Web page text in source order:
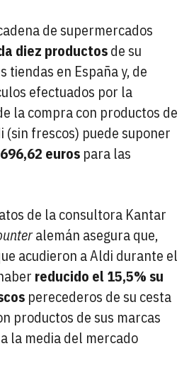
de supermercados
diez productosde su
tiendas en España y, de
efectuados por la
la compra con productos de
(sin frescos) puede suponer
euros para las
de la consultora Kantar
alemán asegura que,
acudieron a Aldi durante el
reducido el 15,5% su
perecederos de su cesta
productos de sus marcas
la media del mercado